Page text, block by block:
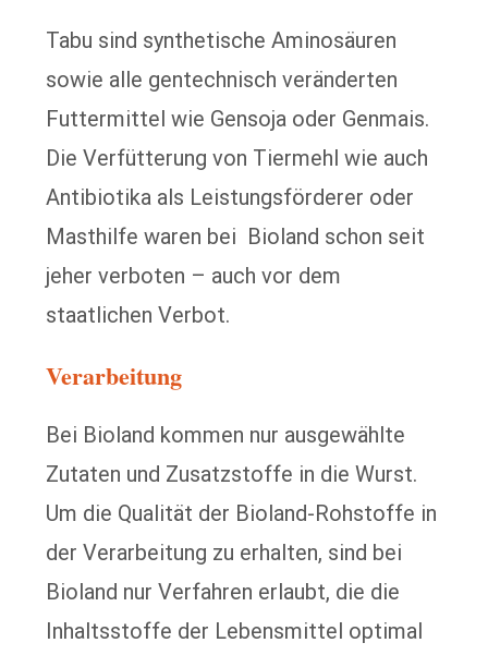
Tabu sind synthetische Aminosäuren
sowie alle gentechnisch veränderten
Futtermittel wie Gensoja oder Genmais.
Die Verfütterung von Tiermehl wie auch
Antibiotika als Leistungsförderer oder
Masthilfe waren bei Bioland schon seit
jeher verboten – auch vor dem
staatlichen Verbot.
Verarbeitung
Bei Bioland kommen nur ausgewählte
Zutaten und Zusatzstoffe in die Wurst.
Um die Qualität der Bioland-Rohstoffe in
der Verarbeitung zu erhalten, sind bei
Bioland nur Verfahren erlaubt, die die
Inhaltsstoffe der Lebensmittel optimal